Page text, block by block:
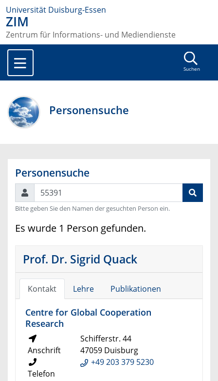
Universität Duisburg-Essen
ZIM
Zentrum für Informations- und Mediendienste
Suchen
Personensuche
Personensuche
Suchen
Bitte geben Sie den Namen der gesuchten Person ein.
Es wurde 1 Person gefunden.
Prof. Dr. Sigrid Quack
Kontakt Lehre Publikationen
Centre for Global Cooperation
Research
Anschrift
Schifferstr. 44
47059 Duisburg
Telefon
+49 203 379 5230